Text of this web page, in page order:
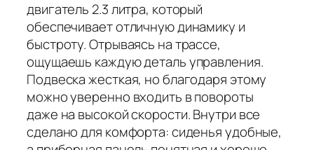
двигатель 2.3 литра, который
обеспечивает отличную динамику и
быстроту. Отрываясь на трассе,
ощущаешь каждую деталь управления.
Подвеска жесткая, но благодаря этому
можно уверенно входить в повороты
даже на высокой скорости. Внутри все
сделано для комфорта: сиденья удобные,